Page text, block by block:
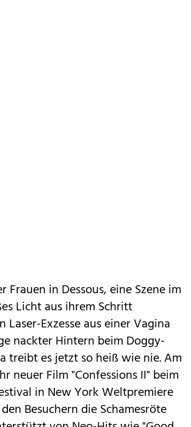
Frauen in Dessous, eine Szene im
Licht aus ihrem Schritt
Laser-Exzesse aus einer Vagina
nackter Hintern beim Doggy-
treibt es jetzt so heiß wie nie. Am
neuer Film "Confessions II" beim
in New York Weltpremiere
Besuchern die Schamesröte